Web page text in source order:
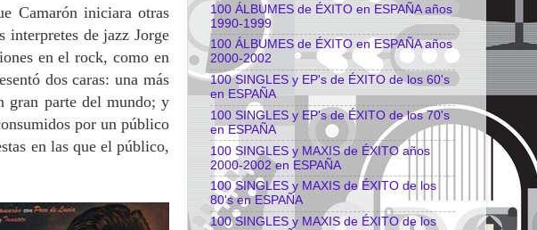
Camarón iniciara otras
interpretes de jazz Jorge
en el rock, como en
dos caras: una más
gran parte del mundo; y
por un público
en las que el público,
100 ÁLBUMES de ÉXITO en ESPAÑA años
1990-1999
100 ÁLBUMES de ÉXITO en ESPAÑA años
2000-2002
100 SINGLES y EP's de ÉXITO de los 60's
en ESPAÑA
100 SINGLES y EP's de ÉXITO de los 70's
en ESPAÑA
100 SINGLES y MAXIS de ÉXITO años
2000-2002 en ESPAÑA
100 SINGLES y MAXIS de ÉXITO de los
80's en ESPAÑA
100 SINGLES y MAXIS de ÉXITO de los